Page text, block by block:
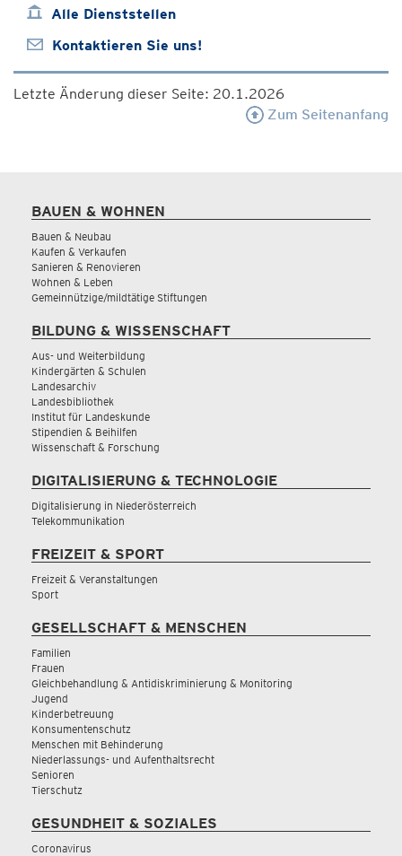
Alle Dienststellen
Kontaktieren Sie uns!
Letzte Änderung dieser Seite: 20.1.2026
Zum Seitenanfang
BAUEN & WOHNEN
Bauen & Neubau
Kaufen & Verkaufen
Sanieren & Renovieren
Wohnen & Leben
Gemeinnützige/mildtätige Stiftungen
BILDUNG & WISSENSCHAFT
Aus- und Weiterbildung
Kindergärten & Schulen
Landesarchiv
Landesbibliothek
Institut für Landeskunde
Stipendien & Beihilfen
Wissenschaft & Forschung
DIGITALISIERUNG & TECHNOLOGIE
Digitalisierung in Niederösterreich
Telekommunikation
FREIZEIT & SPORT
Freizeit & Veranstaltungen
Sport
GESELLSCHAFT & MENSCHEN
Familien
Frauen
Gleichbehandlung & Antidiskriminierung & Monitoring
Jugend
Kinderbetreuung
Konsumentenschutz
Menschen mit Behinderung
Niederlassungs- und Aufenthaltsrecht
Senioren
Tierschutz
GESUNDHEIT & SOZIALES
Coronavirus